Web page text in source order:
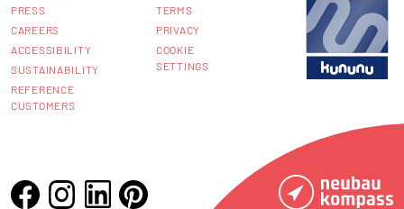
PRESS
CAREERS
ACCESSIBILITY
SUSTAINABILITY
REFERENCE
CUSTOMERS
TERMS
PRIVACY
COOKIE
SETTINGS